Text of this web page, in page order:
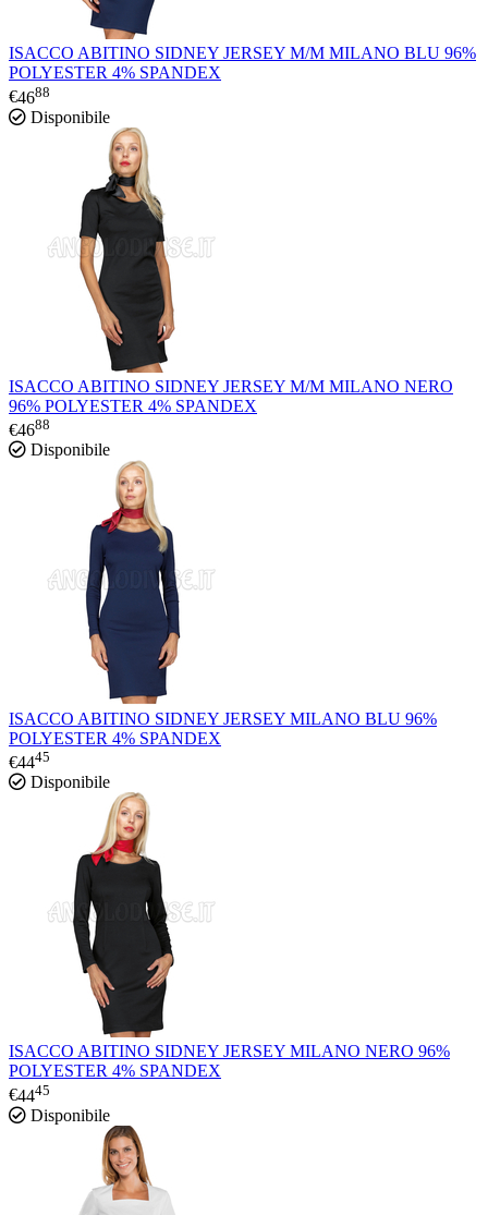
ISACCO ABITINO SIDNEY JERSEY M/M MILANO BLU 96%
POLYESTER 4% SPANDEX
€4688
Disponibile
ISACCO ABITINO SIDNEY JERSEY M/M MILANO NERO
96% POLYESTER 4% SPANDEX
€4688
Disponibile
ISACCO ABITINO SIDNEY JERSEY MILANO BLU 96%
POLYESTER 4% SPANDEX
€4445
Disponibile
ISACCO ABITINO SIDNEY JERSEY MILANO NERO 96%
POLYESTER 4% SPANDEX
€4445
Disponibile